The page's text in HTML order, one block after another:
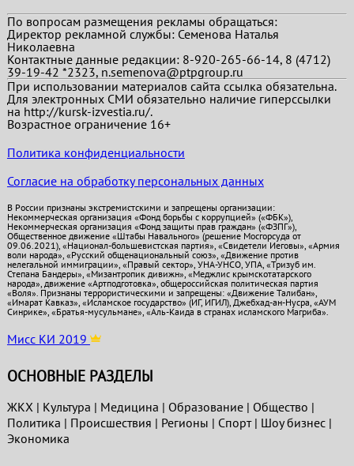
По вопросам размещения рекламы обращаться:
Директор рекламной службы: Семенова Наталья
Николаевна
Контактные данные редакции: 8-920-265-66-14, 8 (4712)
39-19-42 *2323, n.semenova@ptpgroup.ru
При использовании материалов сайта ссылка обязательна.
Для электронных СМИ обязательно наличие гиперссылки
на http://kursk-izvestia.ru/.
Возрастное ограничение 16+
Политика конфиденциальности
Согласие на обработку персональных данных
В России признаны экстремистскими и запрещены организации:
Некоммерческая организация «Фонд борьбы с коррупцией» («ФБК»),
Некоммерческая организация «Фонд защиты прав граждан» («ФЗПГ»),
Общественное движение «Штабы Навального» (решение Мосгорсуда от
09.06.2021), «Национал-большевистская партия», «Свидетели Иеговы», «Армия
воли народа», «Русский общенациональный союз», «Движение против
нелегальной иммиграции», «Правый сектор», УНА-УНСО, УПА, «Тризуб им.
Степана Бандеры», «Мизантропик дивижн», «Меджлис крымскотатарского
народа», движение «Артподготовка», общероссийская политическая партия
«Воля». Признаны террористическими и запрещены: «Движение Талибан»,
«Имарат Кавказ», «Исламское государство» (ИГ, ИГИЛ), Джебхад-ан-Нусра, «АУМ
Синрике», «Братья-мусульмане», «Аль-Каида в странах исламского Магриба».
Мисс КИ 2019
ОСНОВНЫЕ РАЗДЕЛЫ
ЖКХ | Культура | Медицина | Образование| Общество |
Политика | Проиcшествия | Регионы | Спорт| Шоу бизнес|
Экономика